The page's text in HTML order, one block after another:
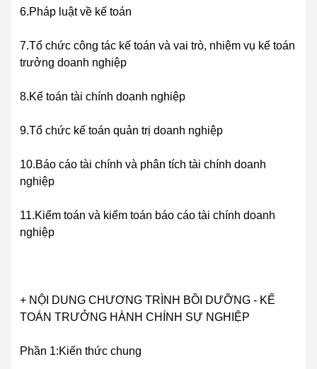
6.Pháp luật về kế toán
7.Tổ chức công tác kế toán và vai trò, nhiệm vụ kế toán
trưởng doanh nghiệp
8.Kế toán tài chính doanh nghiệp
9.Tổ chức kế toán quản trị doanh nghiệp
10.Báo cáo tài chính và phân tích tài chính doanh
nghiệp
11.Kiểm toán và kiểm toán báo cáo tài chính doanh
nghiệp
+ NỘI DUNG CHƯƠNG TRÌNH BỒI DƯỠNG - KẾ
TOÁN TRƯỞNG HÀNH CHÍNH SỰ NGHIỆP
Phần 1:Kiến thức chung